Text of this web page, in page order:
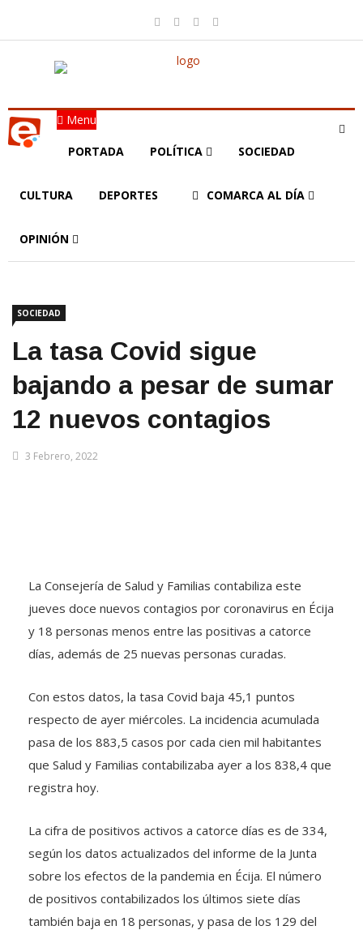
Menu
PORTADA POLÍTICA SOCIEDAD
CULTURA DEPORTES COMARCA AL DÍA
OPINIÓN
SOCIEDAD
La tasa Covid sigue
bajando a pesar de sumar
12 nuevos contagios
3 Febrero, 2022
La Consejería de Salud y Familias contabiliza este
jueves doce nuevos contagios por coronavirus en Écija
y 18 personas menos entre las positivas a catorce
días, además de 25 nuevas personas curadas.
Con estos datos, la tasa Covid baja 45,1 puntos
respecto de ayer miércoles. La incidencia acumulada
pasa de los 883,5 casos por cada cien mil habitantes
que Salud y Familias contabilizaba ayer a los 838,4 que
registra hoy.
La cifra de positivos activos a catorce días es de 334,
según los datos actualizados del informe de la Junta
sobre los efectos de la pandemia en Écija. El número
de positivos contabilizados los últimos siete días
también baja en 18 personas, y pasa de los 129 del